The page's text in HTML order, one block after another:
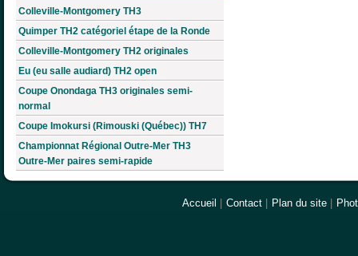
Colleville-Montgomery TH3
Quimper TH2 catégoriel étape de la Ronde
Colleville-Montgomery TH2 originales
Eu (eu salle audiard) TH2 open
Coupe Onondaga TH3 originales semi-
normal
Coupe Imokursi (Rimouski (Québec)) TH7
Championnat Régional Outre-Mer TH3
Outre-Mer paires semi-rapide
Accueil Contact Plan du site